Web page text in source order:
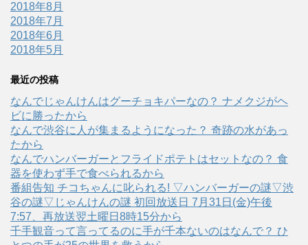
2018年8月
2018年7月
2018年6月
2018年5月
最近の投稿
なんでじゃんけんはグーチョキパーなの？ ナメクジがヘ
ビに勝ったから
なんで渋谷に人が集まるようになった？ 奇跡の水があっ
たから
なんでハンバーガーとフライドポテトはセットなの？ 食
器を使わず手で食べられるから
番組告知 チコちゃんに叱られる! ▽ハンバーガーの謎▽渋
谷の謎▽じゃんけんの謎 初回放送日 7月31日(金)午後
7:57、再放送翌土曜日8時15分から
千手観音って言ってるのに手が千本ないのはなんで？ ひ